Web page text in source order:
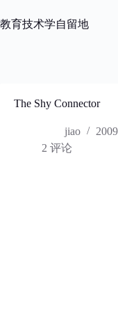
过
教育技术学自留地
The Shy Connector
jiao
2 评论